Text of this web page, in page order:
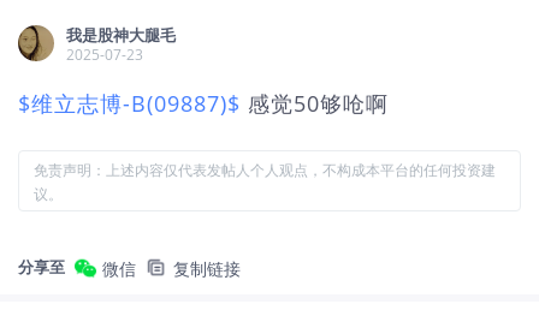
我是股神大腿毛
2025-07-23
$维立志博-B(09887)$ 感觉50够呛啊
免责声明：上述内容仅代表发帖人个人观点，不构成本平台的任何投资建
议。
分享至 微信 复制链接